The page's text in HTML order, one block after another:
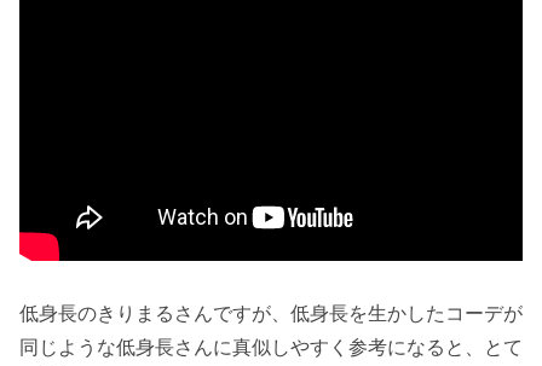
低身長のきりまるさんですが、低身長を生かしたコーデが
同じような低身長さんに真似しやすく参考になると、とて